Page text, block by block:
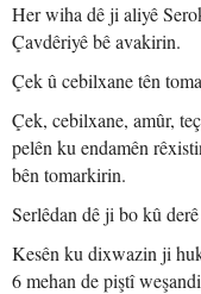
Her wiha dê ji aliyê
Çavdêriyê bê avakirin.
Çek û cebilxane tên
Çek, cebilxane, amûr,
pelên ku endamên
bên tomarkirin.
Serlêdan dê ji bo kû
Kesên ku dixwazin ji
6 mehan de piştî